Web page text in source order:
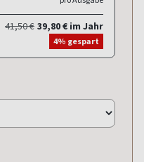
41,50 € 39,80 € im Jahr
4% gespart